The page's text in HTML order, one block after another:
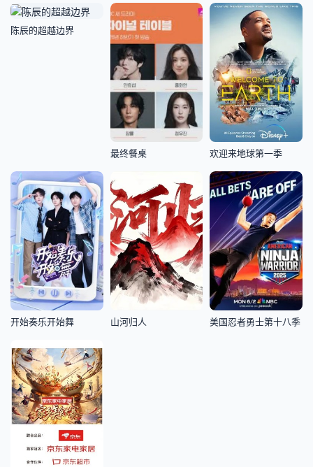
陈辰的超越边界
最终餐桌 欢迎来地球第一季
开始奏乐开始舞 山河归人 美国忍者勇士第十八季